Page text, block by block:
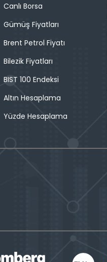
Canlı Borsa
Gümüş Fiyatları
Brent Petrol Fiyatı
Bilezik Fiyatları
BIST 100 Endeksi
Altın Hesaplama
Yüzde Hesaplama